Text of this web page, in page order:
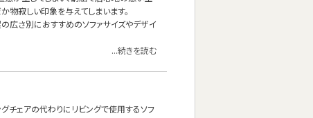
物寂しい印象を与えてしまいます。
広さ別におすすめのソファサイズやデザイ
...続きを読む
チェアの代わりにリビングで使用するソフ